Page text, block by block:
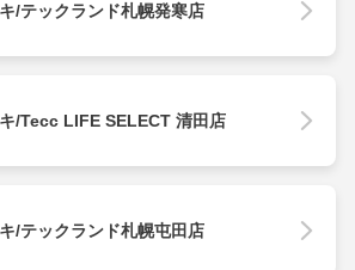
/テックランド札幌発寒店
/Tecc LIFE SELECT 清田店
/テックランド札幌屯田店